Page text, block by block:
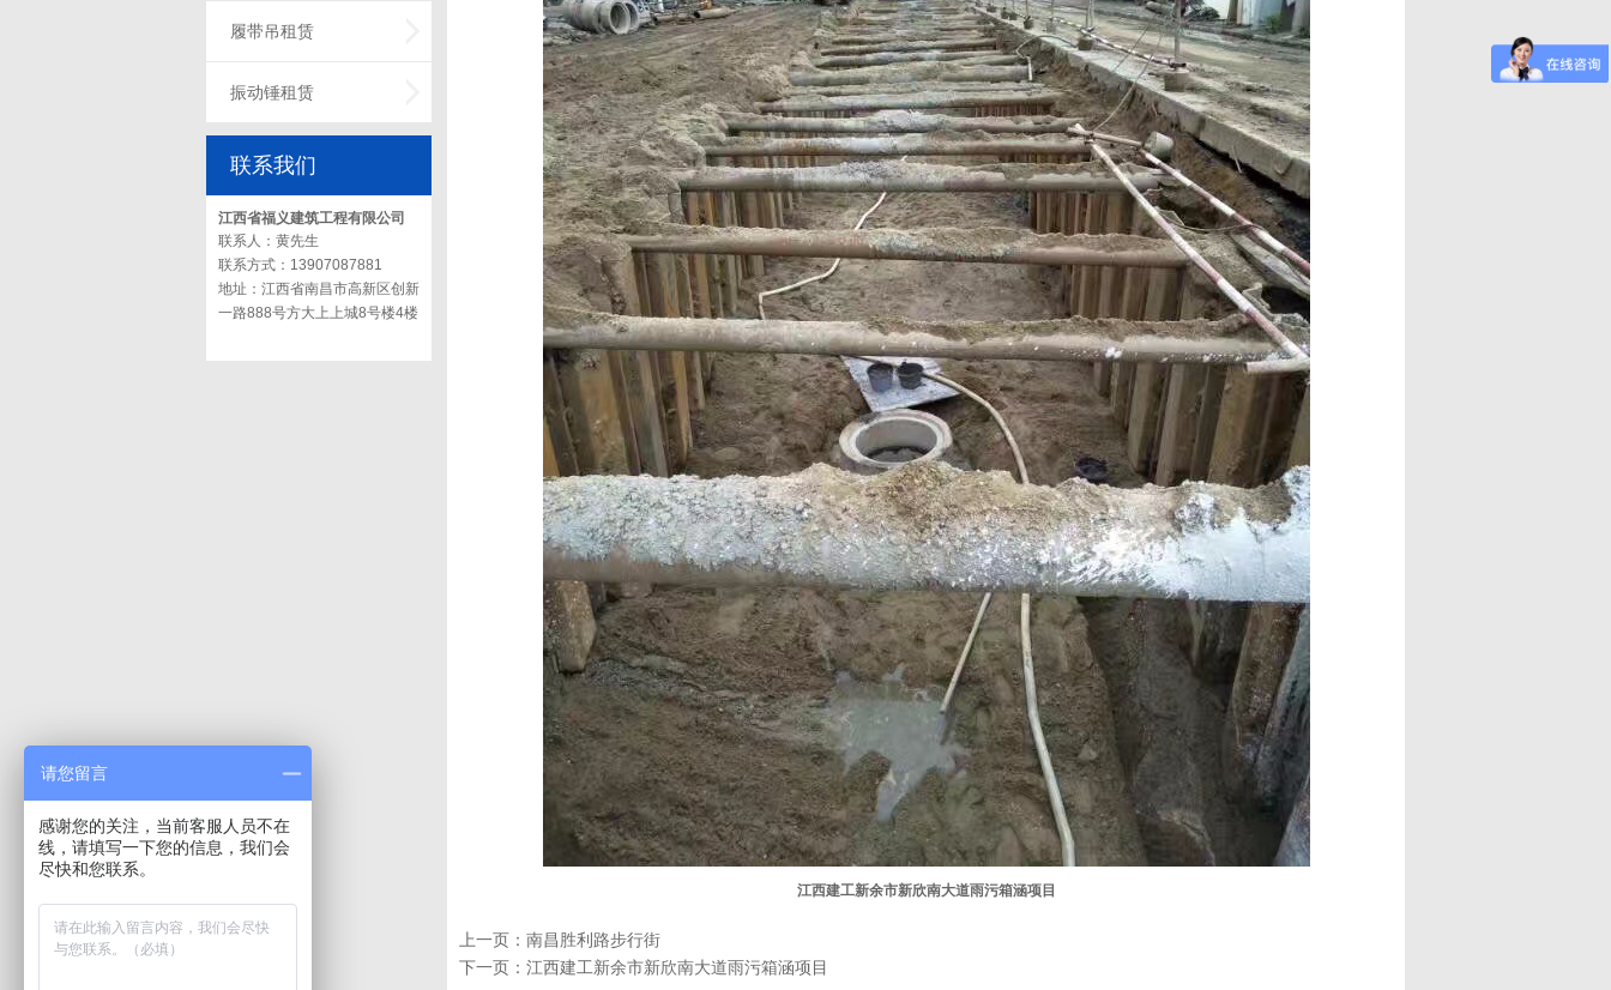
江西建工新余市新欣南大道雨污箱涵项目
上一页： 南昌胜利路步行街
下一页： 江西建工新余市新欣南大道雨污箱涵项目
履带吊租赁
振动锤租赁
联系我们
江西省福义建筑工程有限公司
联系人：黄先生
联系方式：13907087881
地址：江西省南昌市高新区创新
一路888号方大上上城8号楼4楼
请您留言
感谢您的关注，当前客服人员不在
线，请填写一下您的信息，我们会
尽快和您联系。